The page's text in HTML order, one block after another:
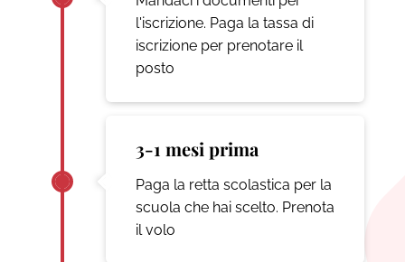
l'iscrizione. Paga la tassa di
iscrizione per prenotare il
posto
3-1 mesi prima
Paga la retta scolastica per la
scuola che hai scelto. Prenota
il volo